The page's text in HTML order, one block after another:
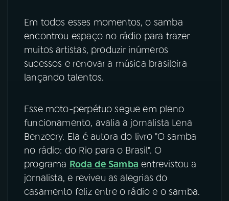
Em todos esses momentos, o samba
encontrou espaço no rádio para trazer
muitos artistas, produzir inúmeros
sucessos e renovar a música brasileira
lançando talentos.
Esse moto-perpétuo segue em pleno
funcionamento, avalia a jornalista Lena
Benzecry. Ela é autora do livro "O samba
no rádio: do Rio para o Brasil". O
programa Roda de Samba entrevistou a
jornalista, e reviveu as alegrias do
casamento feliz entre o rádio e o samba.